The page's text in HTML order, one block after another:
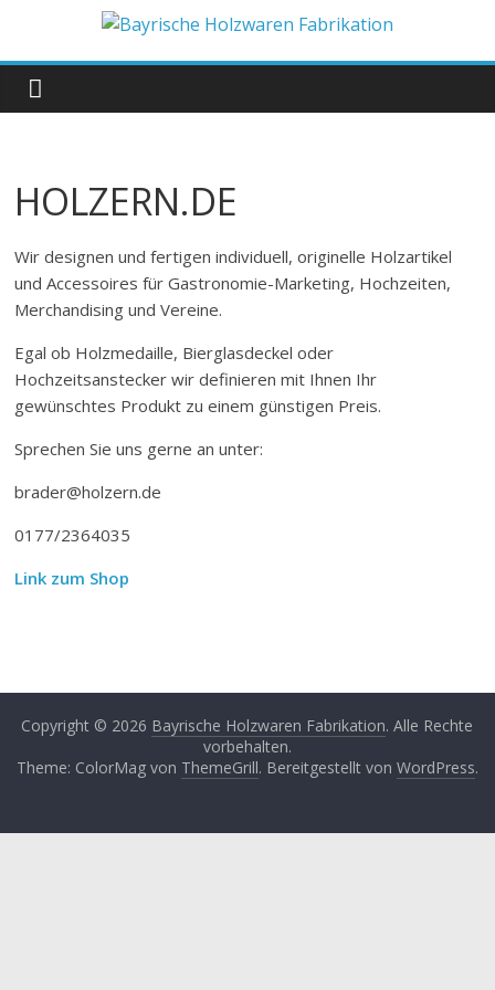
springen
Bayrische
Holzwaren
Fabrikation
HOLZERN.DE
Wir designen und fertigen individuell, originelle Holzartikel
und Accessoires für Gastronomie-Marketing, Hochzeiten,
Merchandising und Vereine.
Egal ob Holzmedaille, Bierglasdeckel oder
Hochzeitsanstecker wir definieren mit Ihnen Ihr
gewünschtes Produkt zu einem günstigen Preis.
Sprechen Sie uns gerne an unter:
brader@holzern.de
0177/2364035
Link zum Shop
Copyright © 2026 Bayrische Holzwaren Fabrikation. Alle Rechte
vorbehalten.
Theme: ColorMag von ThemeGrill. Bereitgestellt von WordPress.